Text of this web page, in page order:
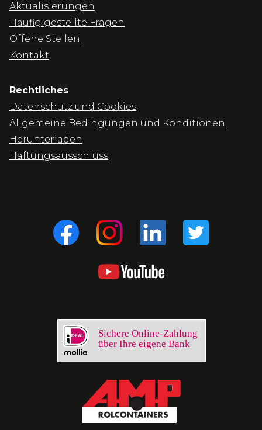
Aktualisierungen
Häufig gestellte Fragen
Offene Stellen
Kontakt
Rechtliches
Datenschutz und Cookies
Allgemeine Bedingungen und Konditionen
Herunterladen
Haftungsausschluss
Sichere Online-Zahlung
über Ihre eigene Bank